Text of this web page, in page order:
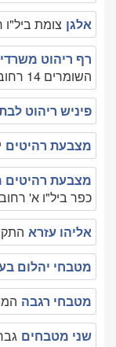
אלגן צומת ביל"ו
רף ריהוט
השומרים 14 רחובות , 089459882
פיניש ריהוט
מצבעת רהיטים
מצבעת
כפר ביל"ו א' רחובות ,
אליהו עזרא התקוה 4 רחובות ,
מטבחי יהלום
מטבחי רגבה המנוף 8
שני מטבחים